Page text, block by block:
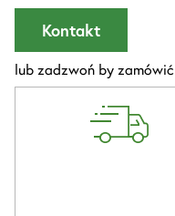
Kontakt
lub zadzwoń by zamówić